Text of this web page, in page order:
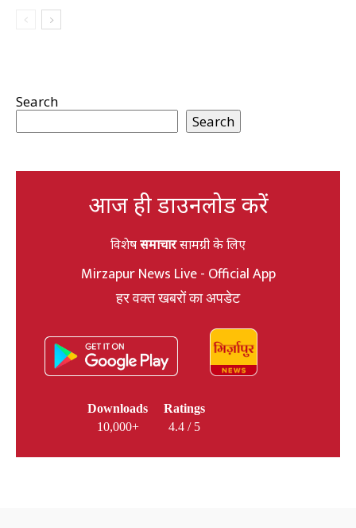
Search
Search
आज ही डाउनलोड करें
विशेषसमाचारसामग्री के लिए
Mirzapur News Live - Official App
हर वक्त खबरों का अपडेट
Downloads
10,000+
Ratings
4.4 / 5